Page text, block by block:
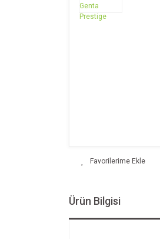
Ürün Bilgisi